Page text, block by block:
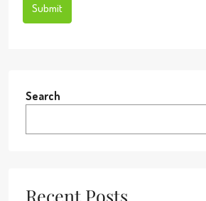
Submit
Search
Recent Posts